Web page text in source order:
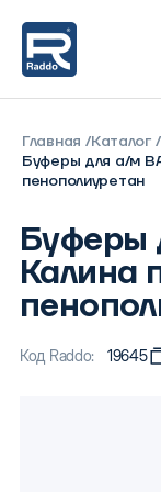
Главная Каталог
Буферы для а/м
пенополиуретан
Буферы
Калина
Код Raddo: 19645